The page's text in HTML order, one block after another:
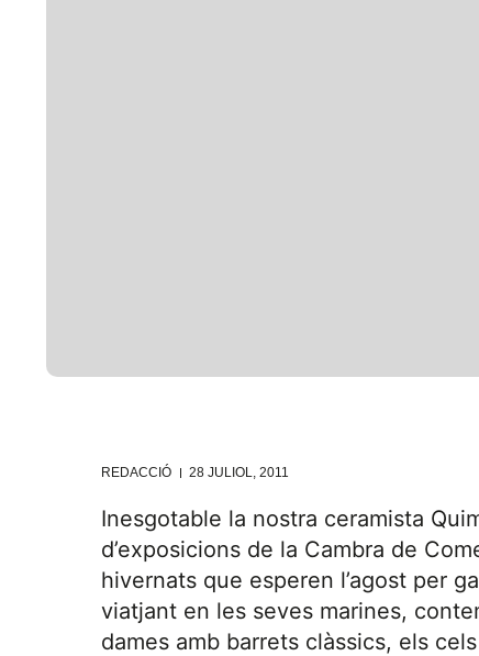
REDACCIÓ 28 JULIOL, 2011
Inesgotable la nostra ceramista
d’exposicions de la Cambra de
hivernats que esperen l’agost per
viatjant en les seves marines,
dames amb barrets clàssics, els